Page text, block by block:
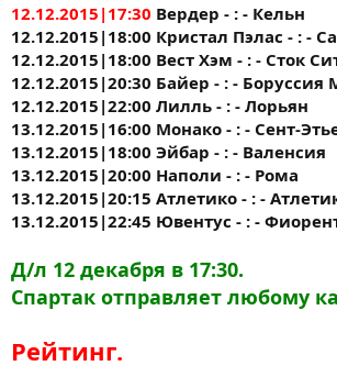
12.12.2015|17:30 Вердер - : - Кельн
12.12.2015|18:00 Кристал Пэлас - : -
12.12.2015|18:00 Вест Хэм - : - Сток
12.12.2015|20:30 Байер - : - Боруссия
12.12.2015|22:00 Лилль - : - Лорьян
13.12.2015|16:00 Монако - : - Сент-
13.12.2015|18:00 Эйбар - : - Валенсия
13.12.2015|20:00 Наполи - : - Рома
13.12.2015|20:15 Атлетико - : -
13.12.2015|22:45 Ювентус - : -
Д/л 12 декабря в 17:30.
Спартак отправляет любому
Рейтинг.